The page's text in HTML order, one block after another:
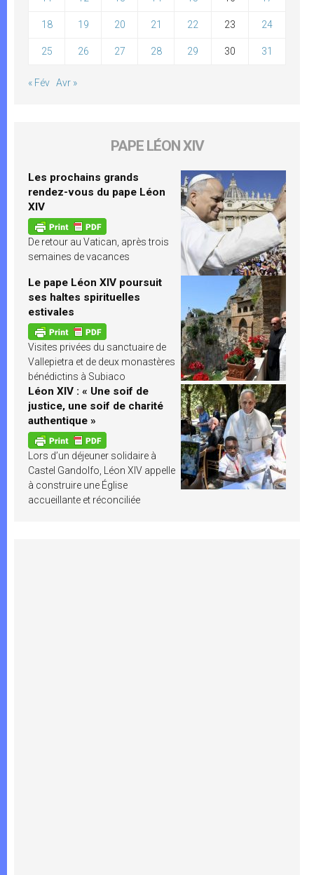
18 19 20 21 22 23 24
25 26 27 28 29 30 31
« Fév Avr »
PAPE LÉON XIV
Les prochains grands
rendez-vous du pape Léon
XIV
De retour au Vatican, après trois
semaines de vacances
Le pape Léon XIV poursuit
ses haltes spirituelles
estivales
Visites privées du sanctuaire de
Vallepietra et de deux monastères
bénédictins à Subiaco
Léon XIV : « Une soif de
justice, une soif de charité
authentique »
Lors d’un déjeuner solidaire à
Castel Gandolfo, Léon XIV appelle
à construire une Église
accueillante et réconciliée